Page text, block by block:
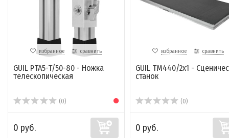
избранное сравнить
GUIL PTA5-T/50-80 - Ножка
телескопическая
(0)
0 руб.
избранное сравнить
GUIL TM440/2x1 -
станок
(0)
0 руб.